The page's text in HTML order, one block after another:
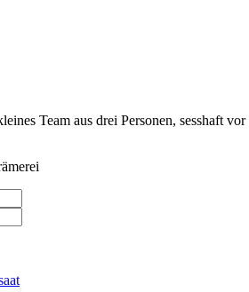
Team aus drei Personen, sesshaft